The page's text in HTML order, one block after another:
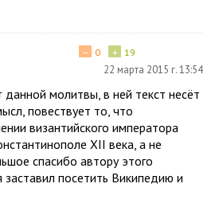
+ 19
− 0
22 марта 2015 г. 13:54
данной молитвы, в ней текст несёт
повествует то, что
византийского императора
ХІІ века, а не
спасибо автору этого
посетить Википедию и